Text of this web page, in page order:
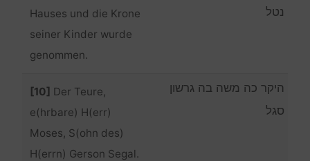
Hauses und die Krone
seiner Kinder wurde
genommen.
נטל
[10] Der Teure,
e(hrbare) H(err)
Moses, S(ohn des)
H(errn) Gerson Segal.
היקר כה משה בה גרשון
סגל